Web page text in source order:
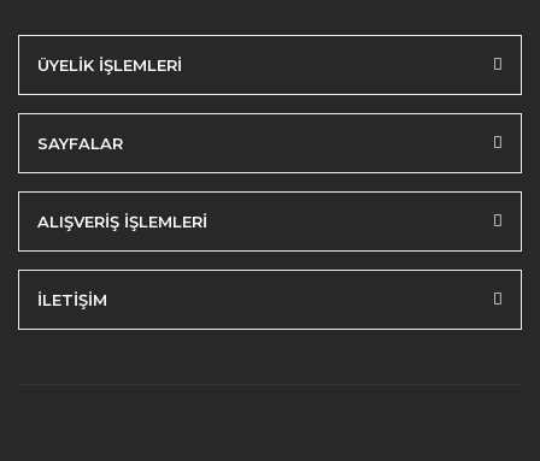
ÜYELİK İŞLEMLERİ
SAYFALAR
ALIŞVERİŞ İŞLEMLERİ
İLETİŞİM